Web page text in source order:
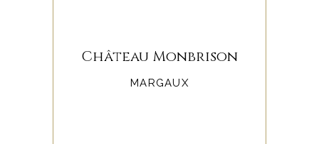
Château Monbrison
MARGAUX